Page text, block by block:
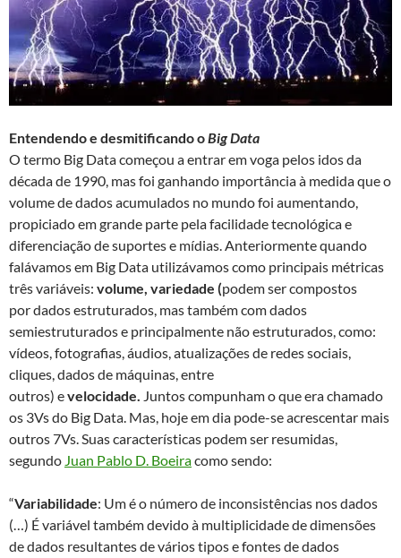
Entendendo e desmitificando oBig Data
O termo Big Data começou a entrar em voga pelos idos da
década de 1990, mas foi ganhando importância à medida que o
volume de dados acumulados no mundo foi aumentando,
propiciado em grande parte pela facilidade tecnológica e
diferenciação de suportes e mídias. Anteriormente quando
falávamos em Big Data utilizávamos como principais métricas
três variáveis: volume, variedade (podem ser compostos
por dados estruturados, mas também com dados
semiestruturados e principalmente não estruturados, como:
vídeos, fotografias, áudios, atualizações de redes sociais,
cliques, dados de máquinas, entre
outros) evelocidade. Juntos compunham o que era chamado
os 3Vs do Big Data. Mas, hoje em dia pode-se acrescentar mais
outros 7Vs. Suas características podem ser resumidas,
segundo Juan Pablo D. Boeiracomo sendo:
“Variabilidade: Um é o número de inconsistências nos dados
(…) É variável também devido à multiplicidade de dimensões
de dados resultantes de vários tipos e fontes de dados